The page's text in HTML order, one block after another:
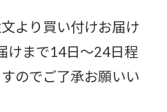
より買い付けお届け
けまで14日〜24日程
のでご了承お願いい